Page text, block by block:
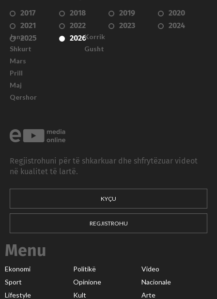
2017 2018 2019
2020
2021
2022 2023
2024
2025
2026
Janar
Shkurt
Mars
Prill
Maj
Qershor
Korrik
Gusht
Regjistrohuni për të shkarkuar dhe shfrytëzuar videot
në kualitet të lartë.
KYÇU
REGJISTROHU
Menu
Ekonomi Politikë
Video
Sport
Opinione
Nacionale
Lifestyle
Kult Arte